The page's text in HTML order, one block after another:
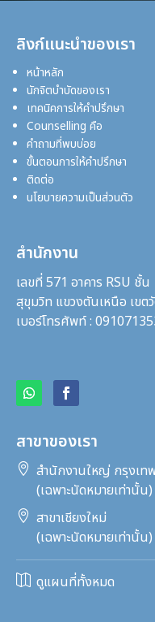
ลิงก์แนะนำของเรา
หน้าหลัก
นักจิตบำบัดของเรา
เทคนิคการให้คำปรึกษา
Counselling คือ
คำถามที่พบบ่อย
ขั้นตอนการให้คำปรึกษา
ติดต่อ
นโยบายความเป็นส่วนตัว
สำนักงาน
เลขที่ 571 อาคาร RSU ชั้
สุขุมวิท แขวงตันเหนือ เข
เบอร์โทรศัพท์ :
สาขาของเรา
 สำนักงานใหญ่ กรุงเท
(เฉพาะนัดหมายเท่านั้น)
 สาขาเชียงใหม่
(เฉพาะนัดหมายเท่านั้
 ดูแผนที่ทั้งหมด